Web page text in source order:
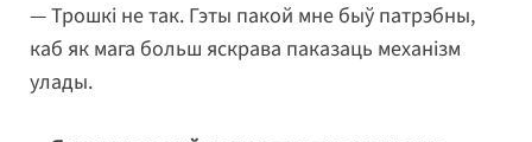
— Трошкі не так. Гэты пакой мне быў патрэбны,
каб як мага больш яскрава паказаць механізм
улады.